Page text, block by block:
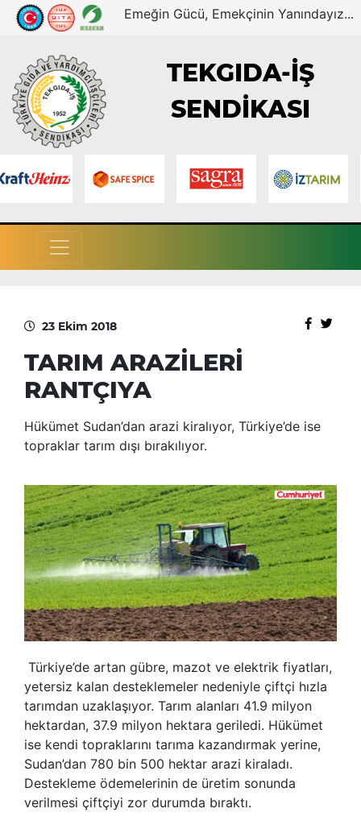
Emeğin Gücü, Emekçinin Yanındayız...
TEKGIDA-İŞ
SENDİKASI
23 Ekim 2018
TARIM ARAZİLERİ
RANTÇIYA
Hükümet Sudan’dan arazi kiralıyor, Türkiye’de ise
topraklar tarım dışı bırakılıyor.
Türkiye’de artan gübre, mazot ve elektrik fiyatları,
yetersiz kalan desteklemeler nedeniyle çiftçi hızla
tarımdan uzaklaşıyor. Tarım alanları 41.9 milyon
hektardan, 37.9 milyon hektara geriledi. Hükümet
ise kendi topraklarını tarıma kazandırmak yerine,
Sudan’dan 780 bin 500 hektar arazi kiraladı.
Destekleme ödemelerinin de üretim sonunda
verilmesi çiftçiyi zor durumda bıraktı.